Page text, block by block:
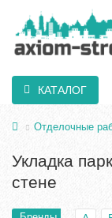
КАТАЛОГ
Отделочные
Укладка
стене